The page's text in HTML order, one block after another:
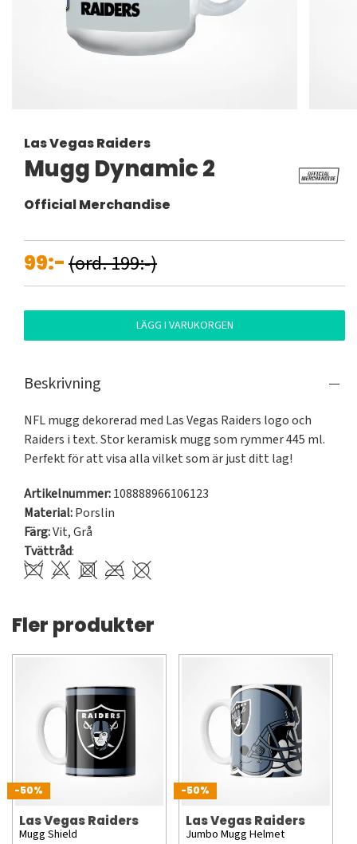
Las Vegas Raiders
Mugg Dynamic 2
Official Merchandise
99:-(ord. 199:-)
LÄGG I VARUKORGEN
Beskrivning
NFL mugg dekorerad med Las Vegas Raiders logo och
Raiders i text. Stor keramisk mugg som rymmer 445 ml.
Perfekt för att visa alla vilket som är just ditt lag!
Artikelnummer:108888966106123
Material:Porslin
Färg:Vit,Grå
Tvättråd:
Fler produkter
-50%
Las Vegas Raiders
Mugg Shield
-50%
Las Vegas Raiders
Jumbo Mugg Helmet